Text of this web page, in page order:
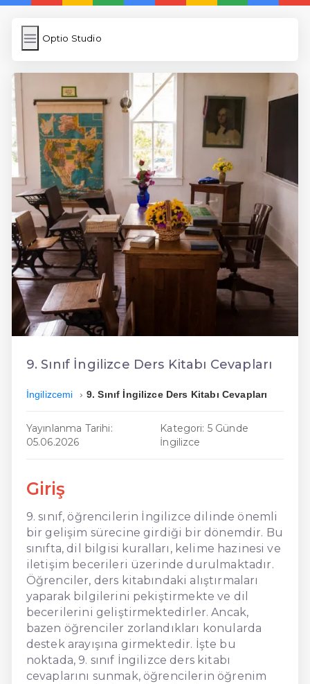
Optio Studio
Optio Studio
Subir Imagen
Wordpress Cache
Anasayfa
5 Günde İngilizce
İngilizce
Dil Eğitimi
En Hızlı İngilizce
En Kolay İngilizce
En Ucuz İngilizce
En Uygun İngilizce
Hızlı İngilizce
9. Sınıf İngilizce Ders Kitabı Cevapları
İngilizcemi 9. Sınıf İngilizce Ders Kitabı Cevapları
Yayınlanma Tarihi:
05.06.2026
Kategori: 5 Günde
İngilizce
Giriş
9. sınıf, öğrencilerin İngilizce dilinde önemli
bir gelişim sürecine girdiği bir dönemdir. Bu
sınıfta, dil bilgisi kuralları, kelime hazinesi ve
iletişim becerileri üzerinde durulmaktadır.
Öğrenciler, ders kitabındaki alıştırmaları
yaparak bilgilerini pekiştirmekte ve dil
becerilerini geliştirmektedirler. Ancak,
bazen öğrenciler zorlandıkları konularda
destek arayışına girmektedir. İşte bu
noktada, 9. sınıf İngilizce ders kitabı
cevaplarını sunmak, öğrencilerin öğrenim